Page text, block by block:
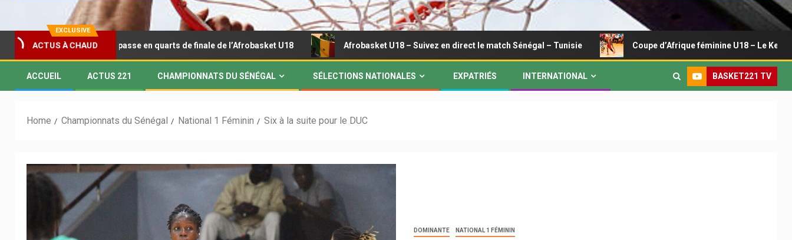
EXCLUSIVE
ACTUS À CHAUD
Tunisie et passe en quarts de finale de l’Afrobasket U18 Afrobasket U18 – Suivez en direct le match Sénégal – Tunisie Coupe d’Afrique féminine U18 – Le Kenya se relance,
ACCUEIL ACTUS 221 CHAMPIONNATS DU SÉNÉGAL SÉLECTIONS NATIONALES EXPATRIÉS INTERNATIONAL BASKET221 TV
Home Championnats du Sénégal National 1 Féminin Six à la suite pour le DUC
DOMINANTE NATIONAL 1 FÉMININ